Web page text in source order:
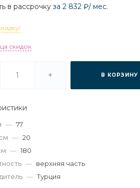
в рассрочку за 2 832 ₽/ мес.
скидок
+ В КОРЗИНУ
— 77
— 20
— 180
— верхняя часть
— Турция